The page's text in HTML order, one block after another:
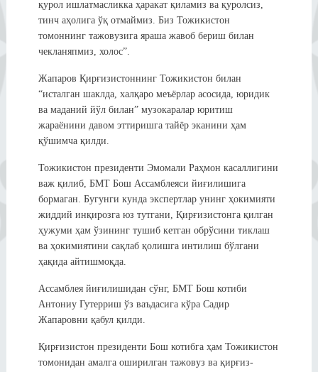
қурол ишлатмасликка ҳаракат қиламиз ва қуролсиз,
тинч аҳолига ўқ отмаймиз. Биз Тожикистон
томоннинг тажовузига яраша жавоб бериш билан
чекланяпмиз, холос”.
Жапаров Қирғизистоннинг Тожикистон билан
“исталган шаклда, халқаро меъёрлар асосида, юридик
ва маданий йўл билан” музокаралар юритиш
жараёнини давом эттиришга тайёр эканини ҳам
қўшимча қилди.
Тожикистон президенти Эмомали Раҳмон касаллигини
важ қилиб, БМТ Бош Ассамблеяси йиғилишига
бормаган. Бугунги кунда экспертлар унинг ҳокимияти
жиддий инқирозга юз тутгани, Қирғизистонга қилган
ҳужуми ҳам ўзининг тушиб кетган обрўсини тиклаш
ва ҳокимиятини сақлаб қолишга интилиш бўлгани
ҳақида айтишмоқда.
Ассамблея йиғилишидан сўнг, БМТ Бош котиби
Антониу Гутерриш ўз ваъдасига кўра Садир
Жапаровни қабул қилди.
Қирғизистон президенти Бош котибга ҳам Тожикистон
томонидан амалга оширилган тажовуз ва қирғиз-